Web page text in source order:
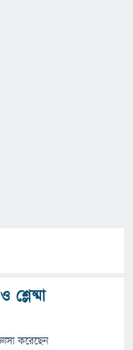
করেছেন